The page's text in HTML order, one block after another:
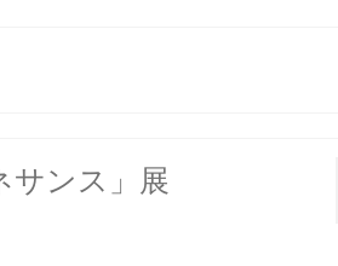
サンス」展